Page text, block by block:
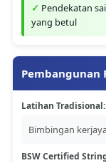
Pendekatan
yang betul
Pembangunan
Latihan Tradisional:
Bimbingan
BSW Certified